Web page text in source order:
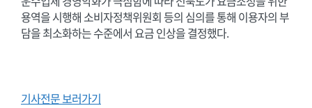
용역을 시행해 소비자정책위원회 등의 심의를 통해 이용자의 부
담을 최소화하는 수준에서 요금 인상을 결정했다.
기사전문 보러가기